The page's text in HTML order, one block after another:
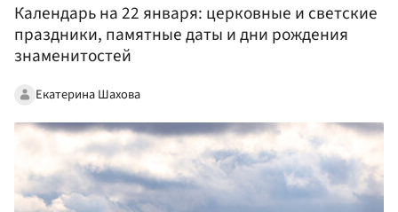
Календарь на 22 января: церковные и светские
праздники, памятные даты и дни рождения
знаменитостей
Екатерина Шахова